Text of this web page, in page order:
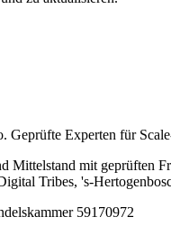
Geprüfte Experten für
Mittelstand mit
Tribes, 's-
59170972